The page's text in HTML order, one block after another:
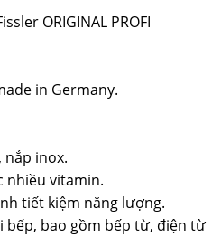
ORIGINAL PROFI
in Germany.
nắp inox.
nhiều vitamin.
tiết kiệm năng lượng.
bếp, bao gồm bếp từ, điện từ